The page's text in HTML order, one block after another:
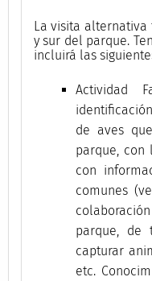
La visita
y sur del parque.
incluirá las
Actividad
de aves
parque, con
con
comunes
parque, de
capturar
etc.